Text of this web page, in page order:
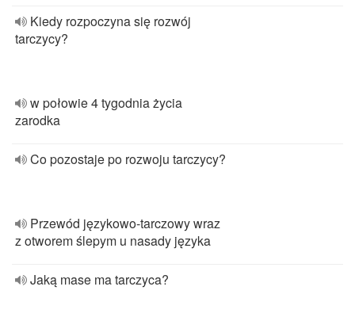
Kiedy rozpoczyna się rozwój
tarczycy?
w połowie 4 tygodnia życia
zarodka
Co pozostaje po rozwoju tarczycy?
Przewód językowo-tarczowy wraz
z otworem ślepym u nasady języka
Jaką mase ma tarczyca?